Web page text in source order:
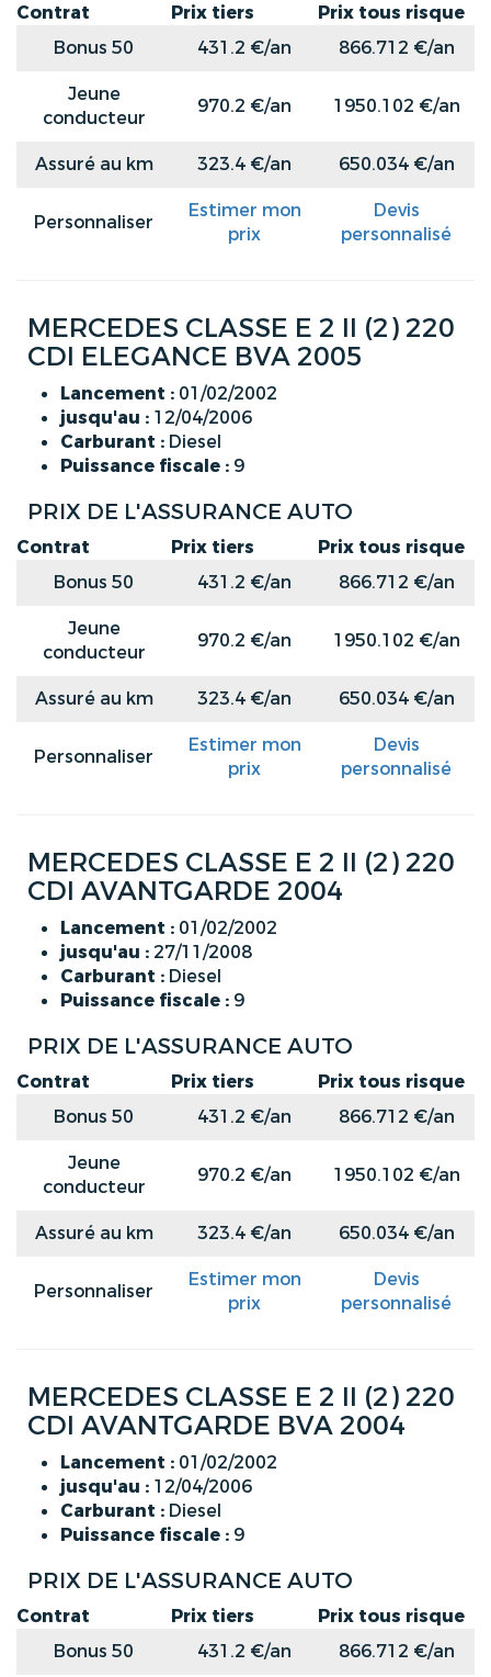
Contrat Prix tiers
Prix tous risque
Bonus 50
431.2 €/an
866.712 €/an
Jeune
conducteur
970.2 €/an 1950.102 €/an
Assuré au km 323.4 €/an 650.034 €/an
Personnaliser
Estimer mon
prix
Devis
personnalisé
MERCEDES CLASSE E 2 II (2) 220
CDI ELEGANCE BVA 2005
Lancement : 01/02/2002
jusqu'au : 12/04/2006
Carburant : Diesel
Puissance fiscale : 9
PRIX DE L'ASSURANCE AUTO
Contrat Prix tiers
Prix tous risque
Bonus 50
431.2 €/an
866.712 €/an
Jeune
conducteur
970.2 €/an 1950.102 €/an
Assuré au km 323.4 €/an 650.034 €/an
Personnaliser
Estimer mon
prix
Devis
personnalisé
MERCEDES CLASSE E 2 II (2) 220
CDI AVANTGARDE 2004
Lancement : 01/02/2002
jusqu'au : 27/11/2008
Carburant : Diesel
Puissance fiscale : 9
PRIX DE L'ASSURANCE AUTO
Contrat Prix tiers
Prix tous risque
Bonus 50
431.2 €/an
866.712 €/an
Jeune
conducteur
970.2 €/an 1950.102 €/an
Assuré au km 323.4 €/an 650.034 €/an
Personnaliser
Estimer mon
prix
Devis
personnalisé
MERCEDES CLASSE E 2 II (2) 220
CDI AVANTGARDE BVA 2004
Lancement : 01/02/2002
jusqu'au : 12/04/2006
Carburant : Diesel
Puissance fiscale : 9
PRIX DE L'ASSURANCE AUTO
Contrat Prix tiers
Prix tous risque
Bonus 50
431.2 €/an 866.712 €/an